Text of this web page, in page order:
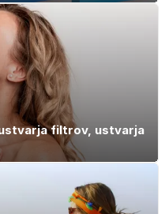
filtrov, ustvarja